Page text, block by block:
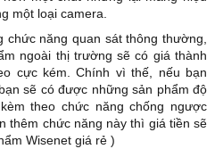
một loại camera.
chức năng quan sát thông thường,
ngoài thị trường sẽ có giá thành
cực kém. Chính vì thế, nếu bạn
sẽ có được những sản phẩm độ
theo chức năng chống ngược
thêm chức năng này thì giá tiền sẽ
Wisenet giá rẻ )